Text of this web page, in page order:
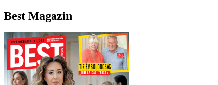
Best Magazin